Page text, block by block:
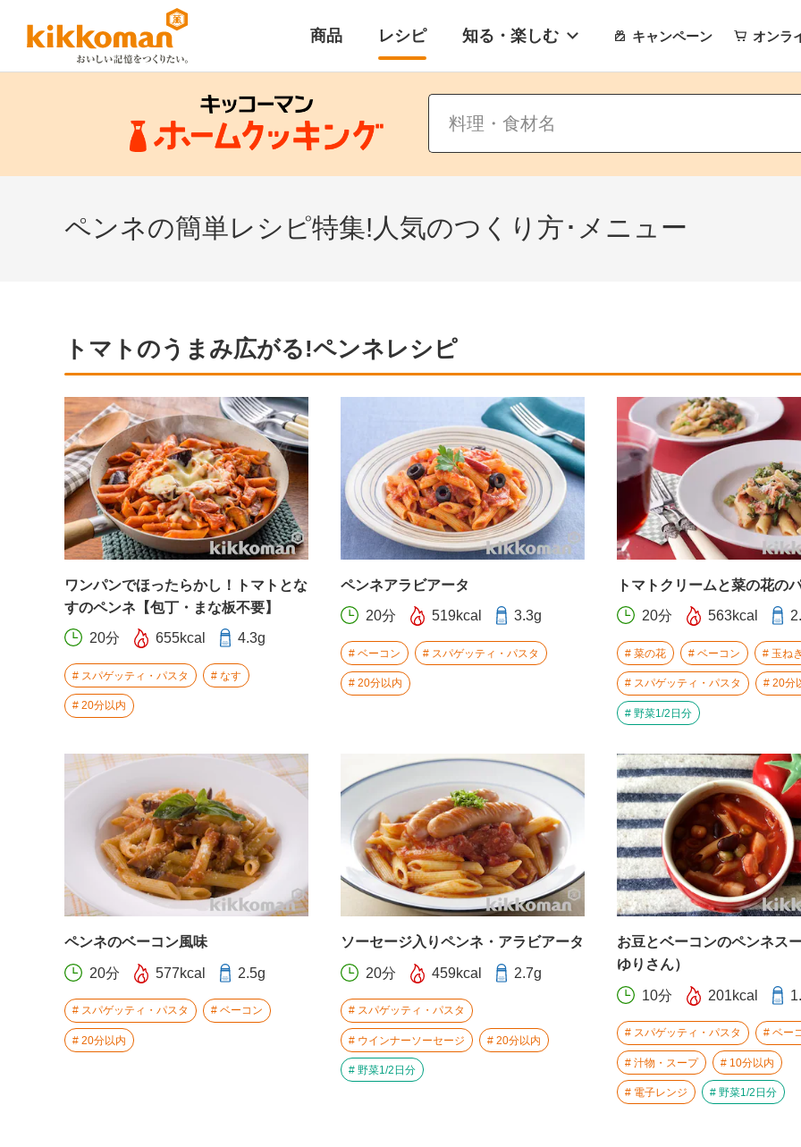
商品 レシピ 知る・楽しむ キャンペーン オンラ
ペンネの簡単レシピ特集!人気のつくり方･メニュー
トマトのうまみ広がる!ペンネレシピ
ワンパンでほったらかし！トマトとな
すのペンネ【包丁・まな板不要】
20分 655kcal 4.3g
スパゲッティ・パスタ なす
20分以内
ペンネアラビアータ
20分 519kcal 3.3g
ベーコン スパゲッティ・パスタ
20分以内
トマトクリームと菜の花の
20分 563kcal
菜の花 ベーコン 玉ね
スパゲッティ・パスタ 20分
野菜1/2日分
ペンネのベーコン風味
20分 577kcal 2.5g
スパゲッティ・パスタ ベーコン
20分以内
ソーセージ入りペンネ・アラビアータ
20分 459kcal 2.7g
スパゲッティ・パスタ
ウインナーソーセージ 20分以内
野菜1/2日分
お豆とベーコンのペンネス
ゆりさん）
10分 201kcal
スパゲッティ・パスタ ベー
汁物・スープ 10分以内
電子レンジ 野菜1/2日分